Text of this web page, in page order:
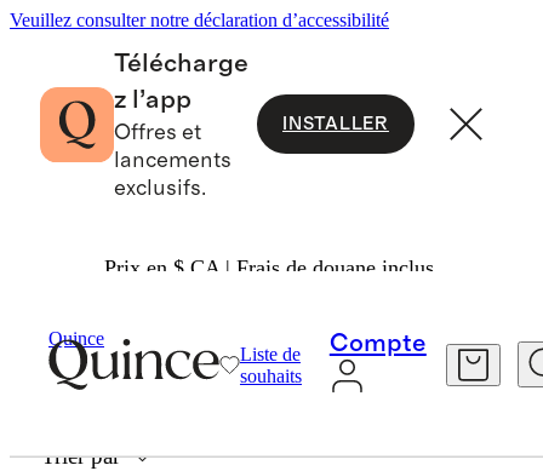
Veuillez consulter notre déclaration d’accessibilité
Télécharge
z l’app
Offres et
lancements
exclusifs.
INSTALLER
Prix en $ CA | Frais de douane inclus.
Quince
Liste de
souhaits
Compte
ALL PRODUCTS
0 articles
Trier par